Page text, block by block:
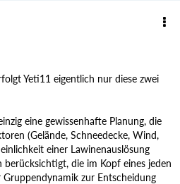
Yeti11 eigentlich nur diese zwei
eine gewissenhafte Planung, die
(Gelände, Schneedecke, Wind,
einer Lawinenauslösung
berücksichtigt, die im Kopf eines jeden
zur Entscheidung